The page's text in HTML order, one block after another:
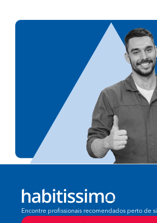
Encontre profissionais recomendados perto de si